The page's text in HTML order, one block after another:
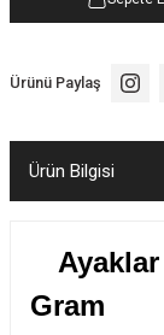
Ürünü Paylaş
Ürün Bilgisi
Gram